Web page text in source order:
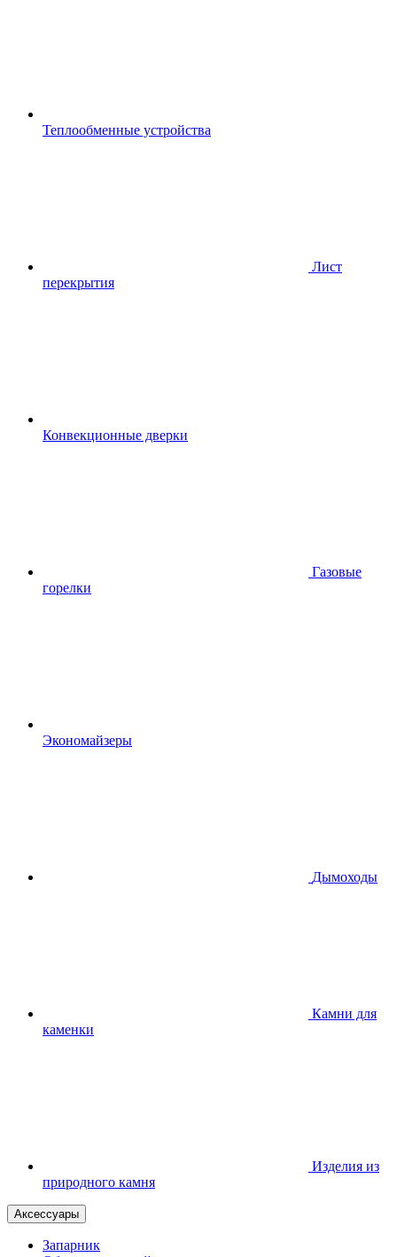
Теплообменные устройства
Лист
перекрытия
Конвекционные дверки
Газовые
горелки
Экономайзеры
Дымоходы
Камни для
каменки
Изделия из
природного камня
Аксессуары
Запарник